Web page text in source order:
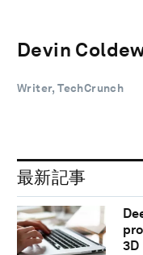
Devin
Writer, TechCrunch
最新記事
3D